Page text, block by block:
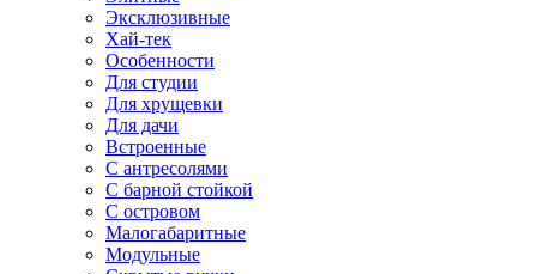
Эксклюзивные
Хай-тек
Особенности
Для студии
Для хрущевки
Для дачи
Встроенные
С антресолями
С барной стойкой
С островом
Малогабаритные
Модульные